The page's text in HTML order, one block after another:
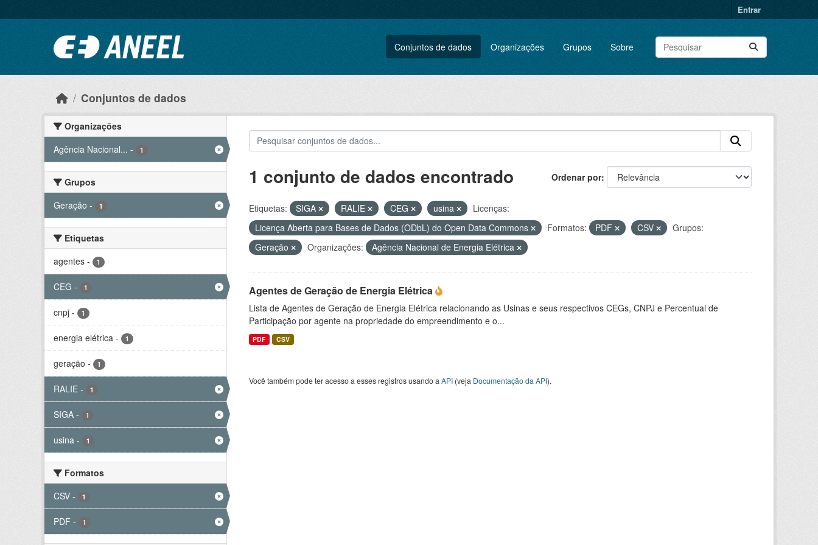
Entrar
Conjuntos de dados Organizações Grupos Sobre
Conjuntos de dados
Organizações
Agência Nacional... - 1
Grupos
Geração - 1
Etiquetas
agentes - 1
CEG - 1
cnpj - 1
energia elétrica - 1
geração - 1
RALIE - 1
SIGA - 1
usina - 1
Formatos
CSV - 1
PDF - 1
Ordenar por
1 conjunto de dados encontrado
Etiquetas: SIGA RALIE CEG usina
Licenças:
Licença Aberta para Bases de Dados (ODbL) do Open Data Commons
Formatos: PDF CSV
Grupos:
Geração
Organizações: Agência Nacional de Energia Elétrica
Agentes de Geração de Energia Elétrica
Lista de Agentes de Geração de Energia Elétrica relacionando as Usinas e seus respectivos CEGs, CNPJ e Percentual de
Participação por agente na propriedade do empreendimento e o...
PDF CSV
Você também pode ter acesso a esses registros usando a API(veja Documentação da API).